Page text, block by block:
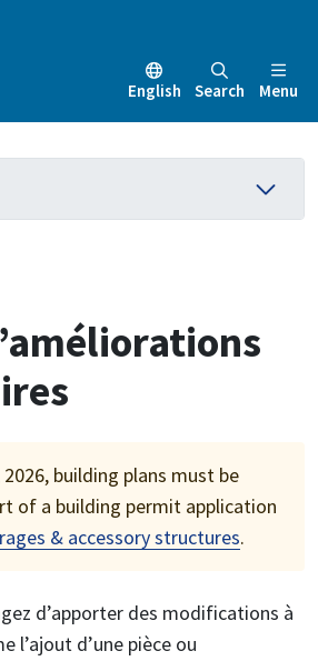
English Search Menu
building plans must be
of a building permit application
& accessory structures.
d’apporter des modifications à
l’ajout d’une pièce ou